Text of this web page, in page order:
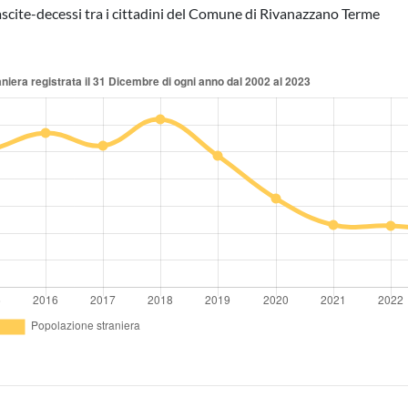
decessi tra i cittadini del Comune di Rivanazzano Terme